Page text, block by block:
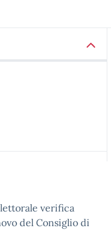
verifica
del Consiglio di